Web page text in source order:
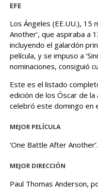
EFE
Los Ángeles (EE.UU.), 15
Another’, que aspiraba a
incluyendo el galardón
película, y se impuso a
nominaciones, consiguió
Este es el listado
edición de los Óscar de
celebró este domingo en
MEJOR PELÍCULA
‘One Battle After Another’.
MEJOR DIRECCIÓN
Paul Thomas Anderson,